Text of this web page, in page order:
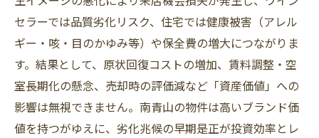
セラーでは品質劣化リスク、住宅では健康被害（アレル
ギー・咳・目のかゆみ等）や保全費の増大につながりま
す。結果として、原状回復コストの増加、賃料調整・空
室長期化の懸念、売却時の評価減など「資産価値」への
影響は無視できません。南青山の物件は高いブランド価
値を持つがゆえに、劣化兆候の早期是正が投資効率とレ